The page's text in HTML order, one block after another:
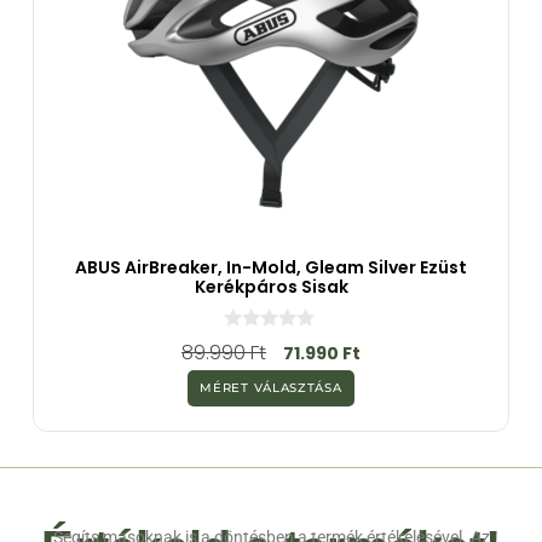
ABUS AirBreaker, In-Mold, Gleam Silver Ezüst
Kerékpáros Sisak
0
a
5
-
b
89.990Ft 71.990 Ft
MÉRET VÁLASZTÁSA
Segíts másoknak is a döntésben a termék értékelésével. Az